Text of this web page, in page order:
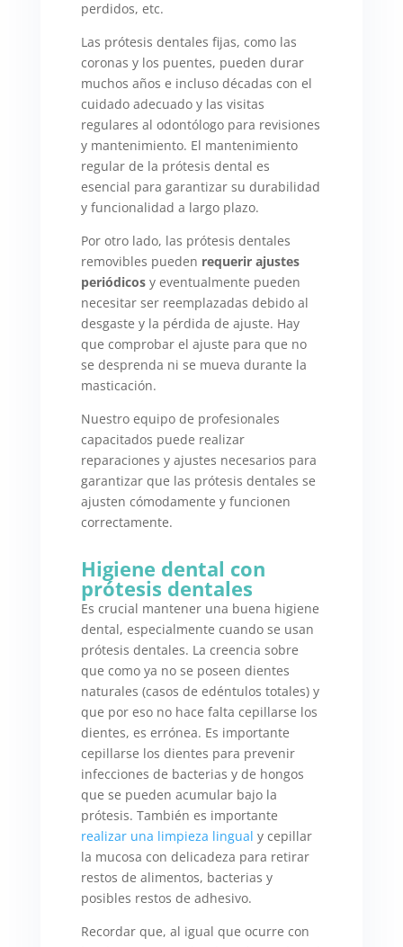
perdidos, etc.
Las prótesis dentales fijas, como las
coronas y los puentes, pueden durar
muchos años e incluso décadas con el
cuidado adecuado y las visitas
regulares al odontólogo para revisiones
y mantenimiento. El mantenimiento
regular de la prótesis dental es
esencial para garantizar su durabilidad
y funcionalidad a largo plazo.
Por otro lado, las prótesis dentales
removibles pueden requerir ajustes
periódicos y eventualmente pueden
necesitar ser reemplazadas debido al
desgaste y la pérdida de ajuste. Hay
que comprobar el ajuste para que no
se desprenda ni se mueva durante la
masticación.
Nuestro equipo de profesionales
capacitados puede realizar
reparaciones y ajustes necesarios para
garantizar que las prótesis dentales se
ajusten cómodamente y funcionen
correctamente.
Higiene dental con
prótesis dentales
Es crucial mantener una buena higiene
dental, especialmente cuando se usan
prótesis dentales. La creencia sobre
que como ya no se poseen dientes
naturales (casos de edéntulos totales) y
que por eso no hace falta cepillarse los
dientes, es errónea. Es importante
cepillarse los dientes para prevenir
infecciones de bacterias y de hongos
que se pueden acumular bajo la
prótesis. También es importante
realizar una limpieza lingual y cepillar
la mucosa con delicadeza para retirar
restos de alimentos, bacterias y
posibles restos de adhesivo.
Recordar que, al igual que ocurre con